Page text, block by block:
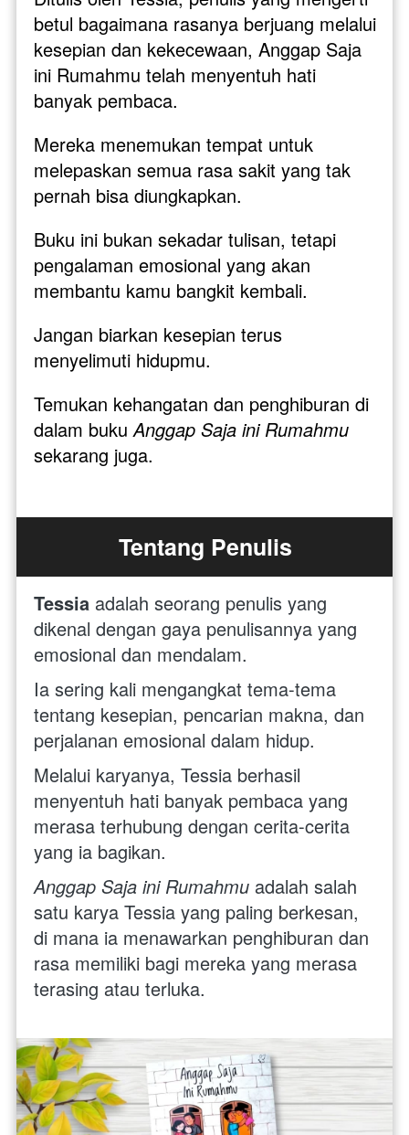
betul bagaimana rasanya berjuang melalui
kesepian dan kekecewaan, Anggap Saja
ini Rumahmu telah menyentuh hati
banyak pembaca.
Mereka menemukan tempat untuk
melepaskan semua rasa sakit yang tak
pernah bisa diungkapkan.
Buku ini bukan sekadar tulisan, tetapi
pengalaman emosional yang akan
membantu kamu bangkit kembali.
Jangan biarkan kesepian terus
menyelimuti hidupmu.
Temukan kehangatan dan penghiburan di
dalam buku Anggap Saja ini Rumahmu
sekarang juga.
Tentang Penulis
Tessia adalah seorang penulis yang
dikenal dengan gaya penulisannya yang
emosional dan mendalam.
Ia sering kali mengangkat tema-tema
tentang kesepian, pencarian makna, dan
perjalanan emosional dalam hidup.
Melalui karyanya, Tessia berhasil
menyentuh hati banyak pembaca yang
merasa terhubung dengan cerita-cerita
yang ia bagikan.
Anggap Saja ini Rumahmu adalah salah
satu karya Tessia yang paling berkesan,
di mana ia menawarkan penghiburan dan
rasa memiliki bagi mereka yang merasa
terasing atau terluka.